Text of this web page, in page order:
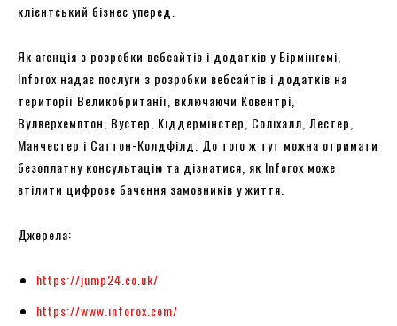
клієнтський бізнес уперед.
Як агенція з розробки вебсайтів і додатків у Бірмінгемі,
Inforox надає послуги з розробки вебсайтів і додатків на
території Великобританії, включаючи Ковентрі,
Вулверхемптон, Вустер, Кіддермінстер, Соліхалл, Лестер,
Манчестер і Саттон-Колдфілд. До того ж тут можна отримати
безоплатну консультацію та дізнатися, як Inforox може
втілити цифрове бачення замовників у життя.
Джерела:
https://jump24.co.uk/
https://www.inforox.com/